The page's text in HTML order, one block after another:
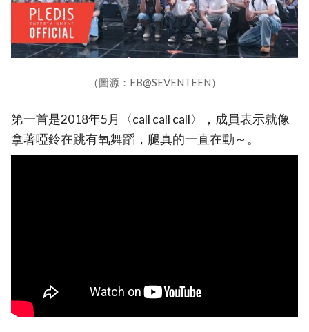
（圖源：FB@SEVENTEEN）
第一首是2018年5月〈call call call〉，成員表示就像
拿著啞鈴在跳有氧舞蹈，腿真的一直在動～。